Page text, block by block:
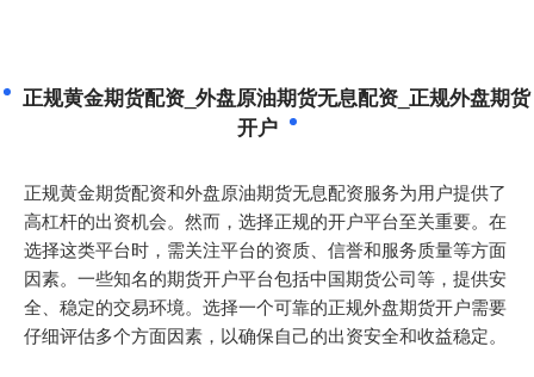
正规黄金期货配资_外盘原油期货无息配资_正规外盘期货
开户
正规黄金期货配资和外盘原油期货无息配资服务为用户提供了
高杠杆的出资机会。然而，选择正规的开户平台至关重要。在
选择这类平台时，需关注平台的资质、信誉和服务质量等方面
因素。一些知名的期货开户平台包括中国期货公司等，提供安
全、稳定的交易环境。选择一个可靠的正规外盘期货开户需要
仔细评估多个方面因素，以确保自己的出资安全和收益稳定。